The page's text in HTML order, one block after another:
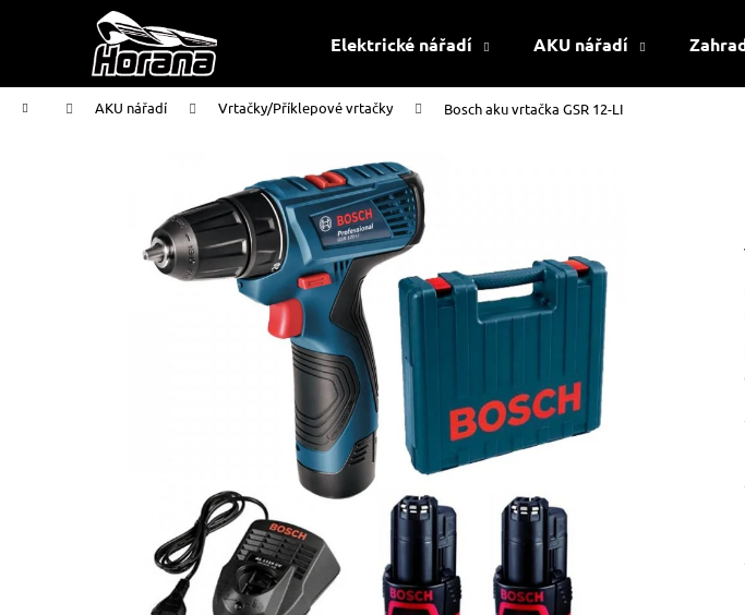
Elektrické nářadí AKU nářadí
Domů AKU nářadí Vrtačky/Příklepové vrtačky Bosch aku vrtačka GSR 12-LI
í
Zpět
do
obchodu
Zpět
do
obchodu
Co potřebujete
Doporučujeme